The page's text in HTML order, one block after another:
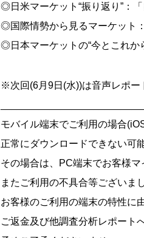
◎日米マーケット“振り返り”：
◎国際情勢から見るマーケット
◎日本マーケットの“今とこれか
※次回(6月9日(水))は音声レポー
モバイル端末でご利用の場合
正常にダウンロードできない可
その場合は、PC端末でお客様マ
またご利用の不具合等ございま
お客様のご利用の端末の特性に
ご返金及び他調査分析レポート